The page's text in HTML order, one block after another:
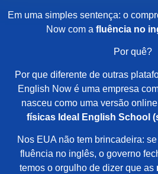
Em uma simples sentença: o
Now com a fluência no
Por quê?
Por que diferente de outras
English Now é uma empresa
nasceu como uma versão
físicas Ideal English School
Nos EUA não tem brincadeira:
fluência no inglês, o governo
temos o orgulho de dizer que as